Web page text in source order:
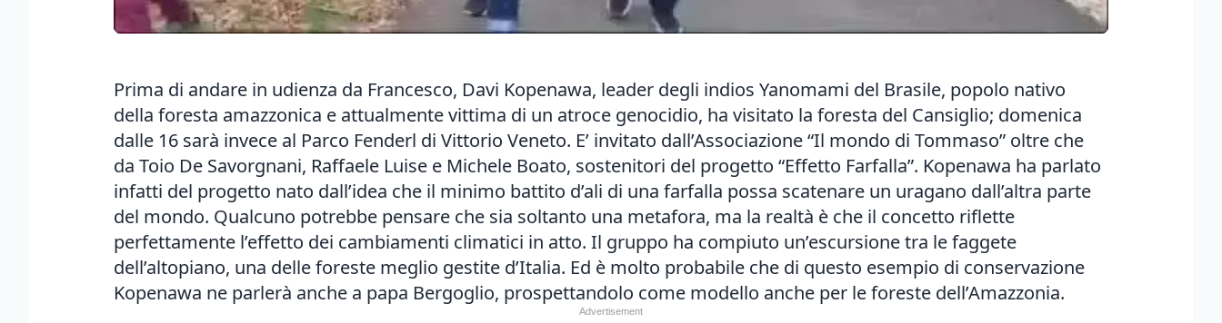
Prima di andare in udienza da Francesco, Davi Kopenawa, leader degli indios Yanomami del Brasile, popolo nativo
della foresta amazzonica e attualmente vittima di un atroce genocidio, ha visitato la foresta del Cansiglio; domenica
dalle 16 sarà invece al Parco Fenderl di Vittorio Veneto. E’ invitato dall’Associazione “Il mondo di Tommaso” oltre che
da Toio De Savorgnani, Raffaele Luise e Michele Boato, sostenitori del progetto “Effetto Farfalla”. Kopenawa ha parlato
infatti del progetto nato dall’idea che il minimo battito d’ali di una farfalla possa scatenare un uragano dall’altra parte
del mondo. Qualcuno potrebbe pensare che sia soltanto una metafora, ma la realtà è che il concetto riflette
perfettamente l’effetto dei cambiamenti climatici in atto. Il gruppo ha compiuto un’escursione tra le faggete
dell’altopiano, una delle foreste meglio gestite d’Italia. Ed è molto probabile che di questo esempio di conservazione
Kopenawa ne parlerà anche a papa Bergoglio, prospettandolo come modello anche per le foreste dell’Amazzonia.